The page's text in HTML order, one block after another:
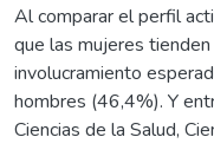
Al comparar el perfil
que las mujeres
involucramiento
hombres (46,4%). Y
Ciencias de la Salud,